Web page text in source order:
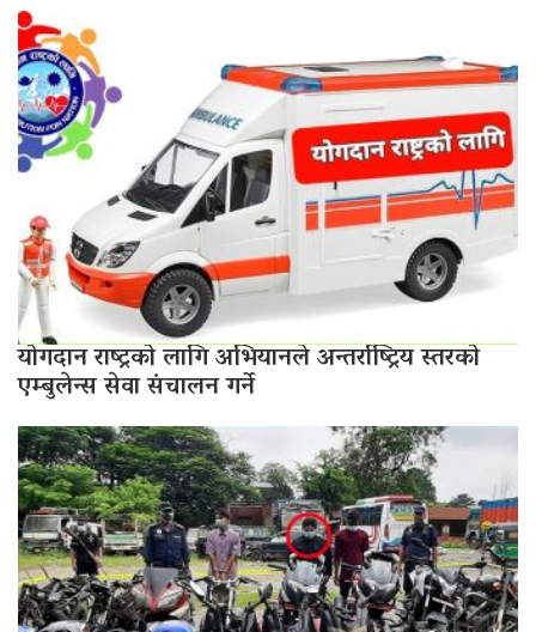
योगदान राष्ट्रको लागि अभियानले अन्तर्राष्ट्रिय स्तरको
एम्बुलेन्स सेवा संचालन गर्ने